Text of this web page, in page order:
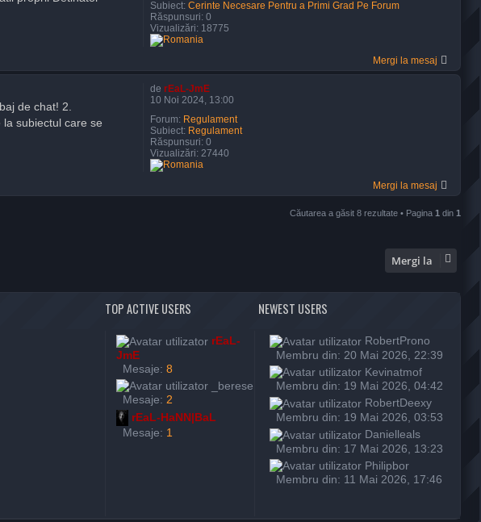
Subiect:Cerinte Necesare Pentru a Primi Grad Pe Forum
Răspunsuri:0
Vizualizări: 18775
Mergi la mesaj
derEaL-JmE
10 Noi 2024, 13:00
Forum: Regulament
Subiect: Regulament
Răspunsuri:0
Vizualizări:27440
de chat! 2.
subiectul care se
Mergi la mesaj
Căutarea a găsit 8 rezultate • Pagina 1 din 1
Mergi la
TOP ACTIVE USERS NEWEST USERS
rEaL-
JmE
Mesaje: 8
_berese
Mesaje: 2
rEaL-HaNN|BaL
Mesaje: 1
RobertProno
Membru din: 20 Mai 2026, 22:39
Kevinatmof
Membru din: 19 Mai 2026, 04:42
RobertDeexy
Membru din: 19 Mai 2026, 03:53
Danielleals
Membru din: 17 Mai 2026, 13:23
Philipbor
Membru din: 11 Mai 2026, 17:46